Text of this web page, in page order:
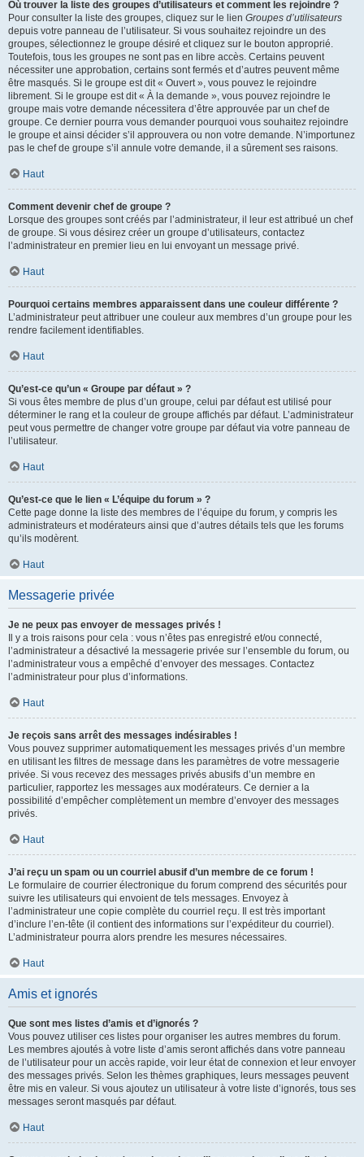
Où trouver la liste des groupes d’utilisateurs et comment les rejoindre ?
Pour consulter la liste des groupes, cliquez sur le lien Groupes d’utilisateurs
depuis votre panneau de l’utilisateur. Si vous souhaitez rejoindre un des
groupes, sélectionnez le groupe désiré et cliquez sur le bouton approprié.
Toutefois, tous les groupes ne sont pas en libre accès. Certains peuvent
nécessiter une approbation, certains sont fermés et d’autres peuvent même
être masqués. Si le groupe est dit « Ouvert », vous pouvez le rejoindre
librement. Si le groupe est dit « À la demande », vous pouvez rejoindre le
groupe mais votre demande nécessitera d’être approuvée par un chef de
groupe. Ce dernier pourra vous demander pourquoi vous souhaitez rejoindre
le groupe et ainsi décider s’il approuvera ou non votre demande. N’importunez
pas le chef de groupe s’il annule votre demande, il a sûrement ses raisons.
Haut
Comment devenir chef de groupe ?
Lorsque des groupes sont créés par l’administrateur, il leur est attribué un chef
de groupe. Si vous désirez créer un groupe d’utilisateurs, contactez
l’administrateur en premier lieu en lui envoyant un message privé.
Haut
Pourquoi certains membres apparaissent dans une couleur différente ?
L’administrateur peut attribuer une couleur aux membres d’un groupe pour les
rendre facilement identifiables.
Haut
Qu’est-ce qu’un « Groupe par défaut » ?
Si vous êtes membre de plus d’un groupe, celui par défaut est utilisé pour
déterminer le rang et la couleur de groupe affichés par défaut. L’administrateur
peut vous permettre de changer votre groupe par défaut via votre panneau de
l’utilisateur.
Haut
Qu’est-ce que le lien « L’équipe du forum » ?
Cette page donne la liste des membres de l’équipe du forum, y compris les
administrateurs et modérateurs ainsi que d’autres détails tels que les forums
qu’ils modèrent.
Haut
Messagerie privée
Je ne peux pas envoyer de messages privés !
Il y a trois raisons pour cela : vous n’êtes pas enregistré et/ou connecté,
l’administrateur a désactivé la messagerie privée sur l’ensemble du forum, ou
l’administrateur vous a empêché d’envoyer des messages. Contactez
l’administrateur pour plus d’informations.
Haut
Je reçois sans arrêt des messages indésirables !
Vous pouvez supprimer automatiquement les messages privés d’un membre
en utilisant les filtres de message dans les paramètres de votre messagerie
privée. Si vous recevez des messages privés abusifs d’un membre en
particulier, rapportez les messages aux modérateurs. Ce dernier a la
possibilité d’empêcher complètement un membre d’envoyer des messages
privés.
Haut
J’ai reçu un spam ou un courriel abusif d’un membre de ce forum !
Le formulaire de courrier électronique du forum comprend des sécurités pour
suivre les utilisateurs qui envoient de tels messages. Envoyez à
l’administrateur une copie complète du courriel reçu. Il est très important
d’inclure l’en-tête (il contient des informations sur l’expéditeur du courriel).
L’administrateur pourra alors prendre les mesures nécessaires.
Haut
Amis et ignorés
Que sont mes listes d’amis et d’ignorés ?
Vous pouvez utiliser ces listes pour organiser les autres membres du forum.
Les membres ajoutés à votre liste d’amis seront affichés dans votre panneau
de l’utilisateur pour un accès rapide, voir leur état de connexion et leur envoyer
des messages privés. Selon les thèmes graphiques, leurs messages peuvent
être mis en valeur. Si vous ajoutez un utilisateur à votre liste d’ignorés, tous ses
messages seront masqués par défaut.
Haut